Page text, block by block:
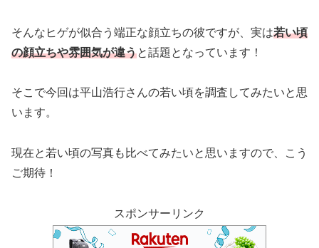
そんなヒゲが似合う端正な顔立ちの彼ですが、実は若い頃
の顔立ちや雰囲気が違うと話題となっています！
そこで今回は平山浩行さんの若い頃を調査してみたいと思
います。
現在と若い頃の写真も比べてみたいと思いますので、こう
ご期待！
スポンサーリンク